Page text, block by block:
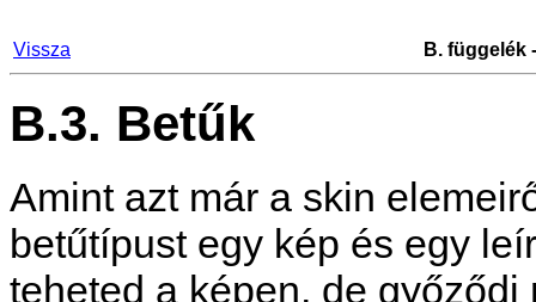
Vissza B. függelék
B.3. Betűk
Amint azt már a skin
betűtípust egy kép és egy
teheted a képen, de